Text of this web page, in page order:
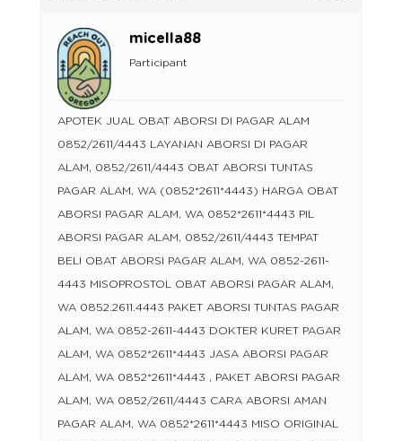
micella88
Participant
APOTEK JUAL OBAT ABORSI DI PAGAR ALAM
0852/2611/4443 LAYANAN ABORSI DI PAGAR
ALAM, 0852/2611/4443 OBAT ABORSI TUNTAS
PAGAR ALAM, WA (0852*2611*4443) HARGA OBAT
ABORSI PAGAR ALAM, WA 0852*2611*4443 PIL
ABORSI PAGAR ALAM, 0852/2611/4443 TEMPAT
BELI OBAT ABORSI PAGAR ALAM, WA 0852-2611-
4443 MISOPROSTOL OBAT ABORSI PAGAR ALAM,
WA 0852.2611.4443 PAKET ABORSI TUNTAS PAGAR
ALAM, WA 0852-2611-4443 DOKTER KURET PAGAR
ALAM, WA 0852*2611*4443 JASA ABORSI PAGAR
ALAM, WA 0852*2611*4443 , PAKET ABORSI PAGAR
ALAM, WA 0852/2611/4443 CARA ABORSI AMAN
PAGAR ALAM, WA 0852*2611*4443 MISO ORIGINAL